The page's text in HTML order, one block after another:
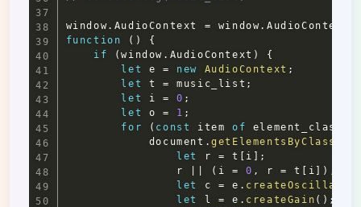
window. AudioContext = window.AudioContext
function
( )
{
if
(window . AudioContext )
{
let
e = new AudioContext ;
let
t = music_list ;
let
i = 0 ;
let
o = 1 ;
for
( const item of
document .
let
r = t i
;
                r
( i = 0 , r = t i ) ,
let
c = e . createOscillator
let
l = e . createGain ( ) ;